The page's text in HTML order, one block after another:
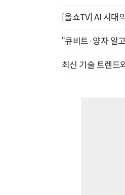
[올쇼TV] AI 시대
“큐비트·양자 알
최신 기술 트렌드